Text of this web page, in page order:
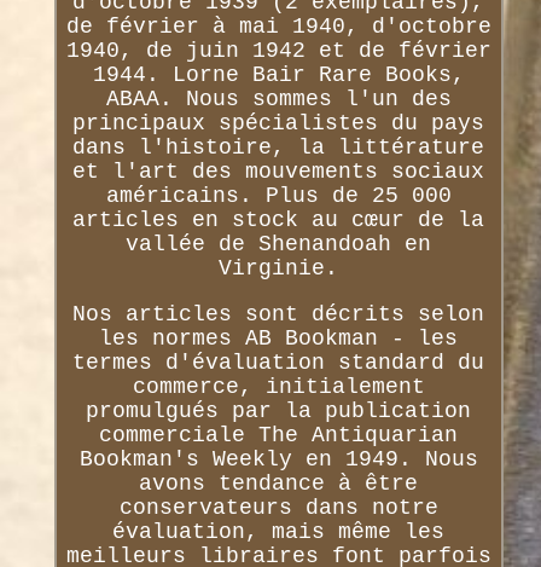
de février à mai 1940, d'octobre
1940, de juin 1942 et de février
1944. Lorne Bair Rare Books,
ABAA. Nous sommes l'un des
principaux spécialistes du pays
dans l'histoire, la littérature
et l'art des mouvements sociaux
américains. Plus de 25 000
articles en stock au cœur de la
vallée de Shenandoah en
Virginie.
Nos articles sont décrits selon
les normes AB Bookman - les
termes d'évaluation standard du
commerce, initialement
promulgués par la publication
commerciale The Antiquarian
Bookman's Weekly en 1949. Nous
avons tendance à être
conservateurs dans notre
évaluation, mais même les
meilleurs libraires font parfois